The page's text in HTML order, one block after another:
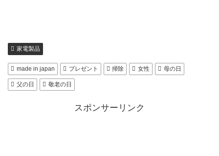
家電製品
made in japan プレゼント 掃除 女性 母の日
父の日 敬老の日
スポンサーリンク